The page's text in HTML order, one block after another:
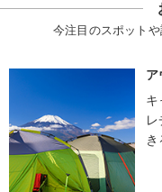
今注目のスポット
ア
キ